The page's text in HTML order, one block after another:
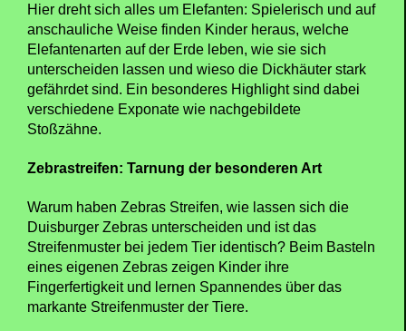
Hier dreht sich alles um Elefanten: Spielerisch und auf
anschauliche Weise finden Kinder heraus, welche
Elefantenarten auf der Erde leben, wie sie sich
unterscheiden lassen und wieso die Dickhäuter stark
gefährdet sind. Ein besonderes Highlight sind dabei
verschiedene Exponate wie nachgebildete
Stoßzähne.
Zebrastreifen: Tarnung der besonderen Art
Warum haben Zebras Streifen, wie lassen sich die
Duisburger Zebras unterscheiden und ist das
Streifenmuster bei jedem Tier identisch? Beim Basteln
eines eigenen Zebras zeigen Kinder ihre
Fingerfertigkeit und lernen Spannendes über das
markante Streifenmuster der Tiere.